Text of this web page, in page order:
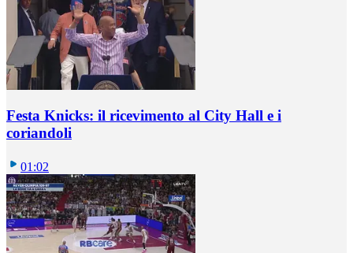
Festa Knicks: il ricevimento al City Hall e i
coriandoli
01:02